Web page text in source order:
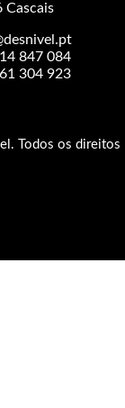
Cascais
847 084
304 923
Todos os direitos